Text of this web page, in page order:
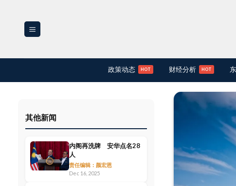
政策动态 财经分析
其他新闻
内阁再洗牌 安华点名28
人
责任编辑：颜宏恩
Dec 16, 2025